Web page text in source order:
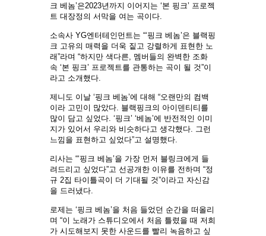
크 베놈’은2023년까지 이어지는 ‘본 핑크’ 프로젝
트 대장정의 서막을 여는 곡이다.
소속사 YG엔터테인먼트는 “‘핑크 베놈’은 블랙핑
크 고유의 매력을 더욱 짙고 강렬하게 표현한 노
래”라며 “하지만 색다른, 멤버들의 완벽한 조화
속 ‘본 핑크’ 프로젝트를 관통하는 곡이 될 것”이
라고 소개했다.
제니도 이날 ‘핑크 베놈’에 대해 “오랜만의 컴백
이라 고민이 많았다. 블랙핑크의 아이덴티티를
많이 담고 싶었다. ‘핑크’ ‘베놈’에 반전적인 이미
지가 있어서 우리와 비슷하다고 생각했다. 그런
느낌을 표현하고 싶었다”고 설명했다.
리사는 “‘핑크 베놈’을 가장 먼저 블링크에게 들
려드리고 싶었다”고 선공개한 이유를 전하며 “정
규 2집 타이틀곡이 더 기대될 것”이라고 자신감
을 드러냈다.
로제는 ‘핑크 베놈’을 처음 들었던 순간을 떠올리
며 “이 노래가 스튜디오에서 처음 틀렸을 때 저희
가 시도해보지 못한 사운드를 빨리 녹음하고 싶